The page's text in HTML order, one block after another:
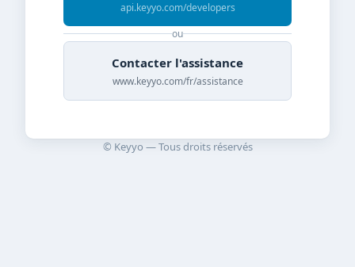
api.keyyo.com/developers
ou
Contacter l'assistance
www.keyyo.com/fr/assistance
© Keyyo — Tous droits réservés